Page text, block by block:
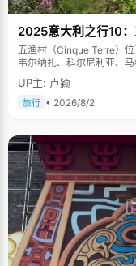
2025意大利之行10
五渔村（Cinque Terre）位
韦尔纳扎、科尔尼利亚、
山傍海，房屋色彩斑斓，
UP主: 卢颖
旅行 • 2026/8/2